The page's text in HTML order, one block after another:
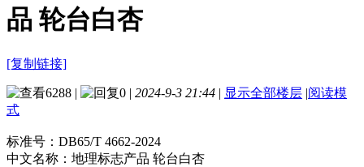
品 轮台白杏
[复制链接]
6288 | 0 | 2024-9-3 21:44 | 显示全部楼层 |阅读模
式
标准号： DB65/T 4662-2024
中文名称： 地理标志产品 轮台白杏